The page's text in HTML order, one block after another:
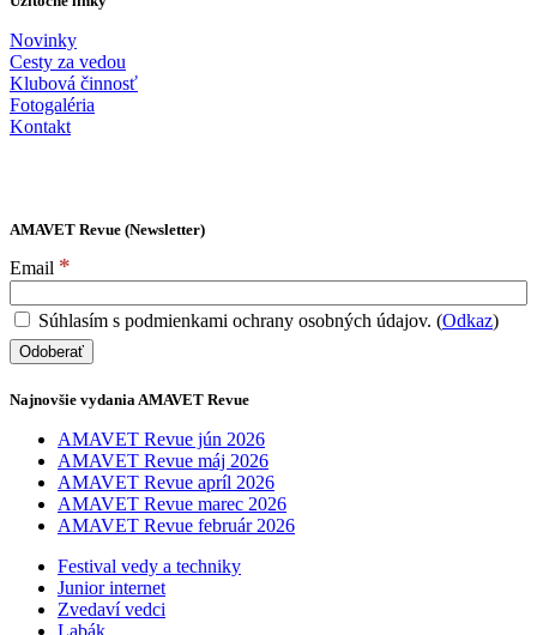
Novinky
Cesty za vedou
Klubová činnosť
Fotogaléria
Kontakt
AMAVET Revue (Newsletter)
Email *
Súhlasím s podmienkami ochrany osobných údajov. (Odkaz)
Najnovšie vydania AMAVET Revue
AMAVET Revue jún 2026
AMAVET Revue máj 2026
AMAVET Revue apríl 2026
AMAVET Revue marec 2026
AMAVET Revue február 2026
Festival vedy a techniky
Junior internet
Zvedaví vedci
Labák